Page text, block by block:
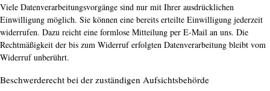
Viele Datenverarbeitungsvorgänge sind nur mit Ihrer ausdrücklichen
Einwilligung möglich. Sie können eine bereits erteilte Einwilligung jederzeit
widerrufen. Dazu reicht eine formlose Mitteilung per E-Mail an uns. Die
Rechtmäßigkeit der bis zum Widerruf erfolgten Datenverarbeitung bleibt vom
Widerruf unberührt.
Beschwerderecht bei der zuständigen Aufsichtsbehörde